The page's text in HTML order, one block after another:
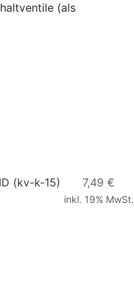
(als
(kv-k-15) 7,49 €
inkl. 19% MwSt.